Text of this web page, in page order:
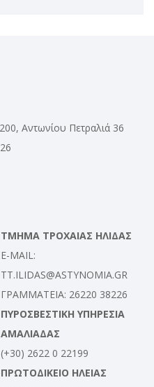
Αντωνίου Πετραλιά 36
ΤΜΗΜΑ ΤΡΟΧΑΙΑΣ ΗΛΙΔΑΣ
E-MAIL:
TT.ILIDAS@ASTYNOMIA.GR
ΓΡΑΜΜΑΤΕΙΑ: 26220 38226
ΠΥΡΟΣΒΕΣΤΙΚΗ ΥΠΗΡΕΣΙΑ
ΑΜΑΛΙΑΔΑΣ
(+30) 2622 0 22199
ΠΡΩΤΟΔΙΚΕΙΟ ΗΛΕΙΑΣ